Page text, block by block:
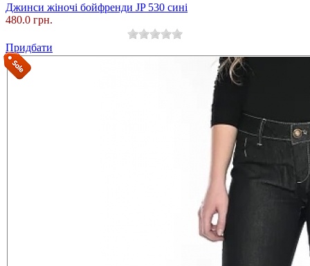
Джинси жіночі бойфренди JP 530 сині
480.0 грн.
Придбати